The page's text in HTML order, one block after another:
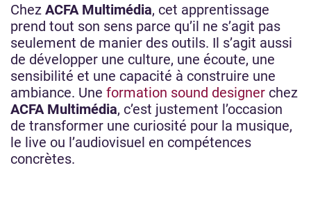
Chez ACFA Multimédia, cet apprentissage
prend tout son sens parce qu’il ne s’agit pas
seulement de manier des outils. Il s’agit aussi
de développer une culture, une écoute, une
sensibilité et une capacité à construire une
ambiance. Une formation sound designer chez
ACFA Multimédia, c’est justement l’occasion
de transformer une curiosité pour la musique,
le live ou l’audiovisuel en compétences
concrètes.